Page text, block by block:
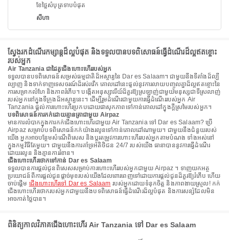
ខែថ្លៃសំបុត្រទាបបំផុត
សីហា
ស្វែងរកដំណើរកម្សាន្តដ៏ល្អបំផុត និងទទួលបានបទពិសោធន៍ធ្វើដំណើរដ៏ល្អឥតខ្ចោះ
របស់អ្នក
Air Tanzania ជាដៃគូជើងហោះហើររបស់អ្នក
ទទួលបានបទពិសោធន៍សម្រស់ធម្មជាតិដ៏អស្ចារ្យនៃ Dar es Salaam។ ជាមួយនឹងទីតាំងដ៏ល្បី
ល្បាញ និងទាក់ទាញទេសចរណ៍ដ៏រស់រវើក គោលដៅនេះផ្តល់នូវការលាយបញ្ចូលគ្នាដ៏ល្អឥតខ្ចោះនៃ
ការសម្រាកលំហែ និងភាពរំភើប។ បង្កើតអនុស្សាវរីយ៍ដ៏គួរឱ្យស្រឡាញ់ជាមួយមនុស្សជាទីស្រលាញ់
របស់អ្នកនៅក្នុងទីក្រុងដ៏អស្ចារ្យនេះ។ ដើម្បីរួមដំណើរជាមួយការធ្វើដំណើររបស់អ្នក Air
Tanzania ផ្តល់ការហោះហើរប្រកបដោយផាសុកភាពទៅកាន់គោលដៅក្នុងក្តីស្រមៃរបស់អ្នក។
បទពិសោធន៍ការកក់ដោយគ្មានត្រាជាមួយ Airpaz
មានការលំបាកក្នុងការកក់ជើងហោះហើរជាមួយ Air Tanzania ទៅ Dar es Salaam? ប្រើ
Airpaz សម្រាប់បទពិសោធន៍កក់យ៉ាងរលូនទៅកាន់គោលដៅណាមួយ។ ជាមួយនឹងជំនួយរបស់
យើង អ្នកអាចបន្ថែមសំណើពិសេស និងប្ដូរតម្រូវការហោះហើររបស់អ្នកតាមបំណង ទាំងអស់នៅ
ក្នុងកម្មវិធីតែមួយ។ ជាមួយនឹងការគាំទ្រអតិថិជន 24/7 របស់យើង ធានាបាននូវការធ្វើដំណើរ
ដោយរលូន និងគ្មានការរំខាន។
ជើងហោះហើរថោកទៅកាន់ Dar es Salaam
ទទួលបានការផ្តល់ជូនពិសេសសម្រាប់ការហោះហើររបស់អ្នកជាមួយ Airpaz ។ ទាញយកអត្ថ
ប្រយោជន៍ពីការផ្តល់ជូនផ្តាច់មុខរបស់យើងដែលពោរពេញទៅដោយការផ្តល់ជូនដ៏គួរឱ្យរំភើប ហើយ
ចាប់ផ្តើម ជើងហោះហើរទៅ Dar es Salaam របស់អ្នកដោយទំនុកចិត្ត និងភាពងាយស្រួល! កក់
ជើងហោះហើរថោករបស់អ្នកជាមួយនឹងបទពិសោធន៍ធ្វើដំណើរដ៏ល្អបំផុត និងការសន្សំដែលមិន
អាចកាត់ថ្លៃបាន។
ពិនិត្យកាលវិភាគជើងហោះហើរ Air Tanzania ទៅ Dar es Salaam